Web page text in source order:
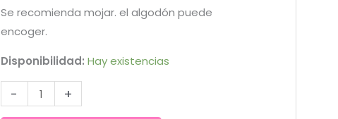
Se recomienda mojar. el algodón puede
encoger.
Disponibilidad: Hay existencias
-
Tela
japonesa
+